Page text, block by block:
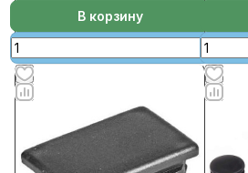
В корзину